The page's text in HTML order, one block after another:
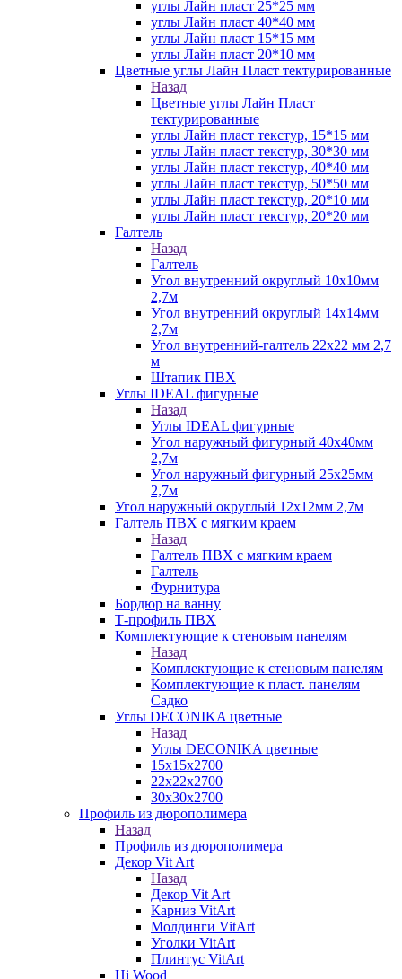
углы Лайн пласт 25*25 мм
углы Лайн пласт 40*40 мм
углы Лайн пласт 15*15 мм
углы Лайн пласт 20*10 мм
Цветные углы Лайн Пласт тектурированные
Назад
Цветные углы Лайн Пласт
тектурированные
углы Лайн пласт текстур, 15*15 мм
углы Лайн пласт текстур, 30*30 мм
углы Лайн пласт текстур, 40*40 мм
углы Лайн пласт текстур, 50*50 мм
углы Лайн пласт текстур, 20*10 мм
углы Лайн пласт текстур, 20*20 мм
Галтель
Назад
Галтель
Угол внутренний округлый 10х10мм
2,7м
Угол внутренний округлый 14х14мм
2,7м
Угол внутренний-галтель 22х22 мм 2,7
м
Штапик ПВХ
Углы IDEAL фигурные
Назад
Углы IDEAL фигурные
Угол наружный фигурный 40х40мм
2,7м
Угол наружный фигурный 25х25мм
2,7м
Угол наружный округлый 12х12мм 2,7м
Галтель ПВХ с мягким краем
Назад
Галтель ПВХ с мягким краем
Галтель
Фурнитура
Бордюр на ванну
Т-профиль ПВХ
Комплектующие к стеновым панелям
Назад
Комплектующие к стеновым панелям
Комплектующие к пласт. панелям
Садко
Углы DECONIKA цветные
Назад
Углы DECONIKA цветные
15х15х2700
22х22х2700
30х30х2700
Профиль из дюрополимера
Назад
Профиль из дюрополимера
Декор Vit Art
Назад
Декор Vit Art
Карниз VitArt
Молдинги VitArt
Уголки VitArt
Плинтус VitArt
Hi Wood